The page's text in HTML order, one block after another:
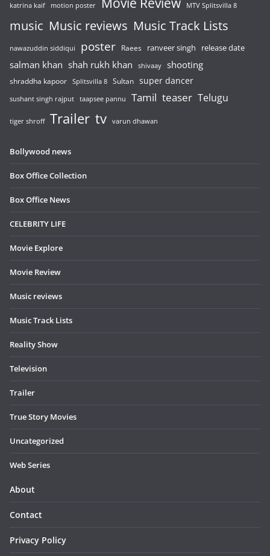
katrina kaif motion poster MTV Splitsvilla 8
music Music reviews Music Track Lists
nawazuddin siddiqui poster Raees ranveer singh release date
salman khan shah rukh khan shivaay shooting
shraddha kapoor Splitsvilla 8 Sultan super dancer
sushant singh rajput taapsee pannu Tamil teaser Telugu
tiger shroff Trailer tv varun dhawan
Bollywood news
Box Office Collection
Box Office News
CELEBRITY LIFE
Movie Explore
Movie Review
Music reviews
Music Track Lists
Reality Show
Television
Trailer
True Story Movies
Uncategorized
Web Series
About
Contact
Privacy Policy